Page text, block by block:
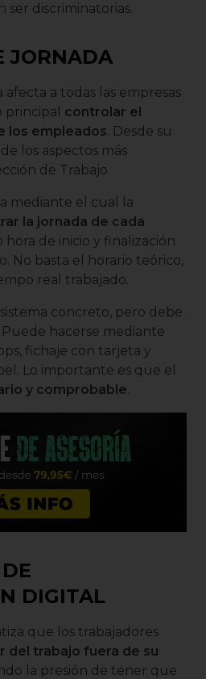
ser discriminatorias.
JORNADA
a todas las empresas
controlar el
los empleados. Desde su
los aspectos más
de Trabajo.
mediante el cual la
la jornada de cada
hora de inicio y finalización
No basta el horario teórico,
real trabajado.
concreto, pero debe
Puede hacerse mediante
fichaje con tarjeta y
Lo importante es que el
y comprobable.
DIGITAL
que los trabajadores
del trabajo fuera de su
la presión de tener que